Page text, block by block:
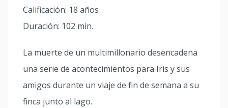
Calificación: 18 años
Duración: 102 min.
La muerte de un multimillonario desencadena
una serie de acontecimientos para Iris y sus
amigos durante un viaje de fin de semana a su
finca junto al lago.